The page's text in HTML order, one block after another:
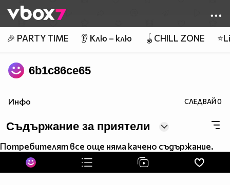
👾
🎉 PARTY TIME 👂 Клю – клю 🪀CHILL ZONE
6b1c86ce65
Инфо СЛЕДВАЙ0
Съдържание за приятели
Потребителят все още няма качено съдържание.